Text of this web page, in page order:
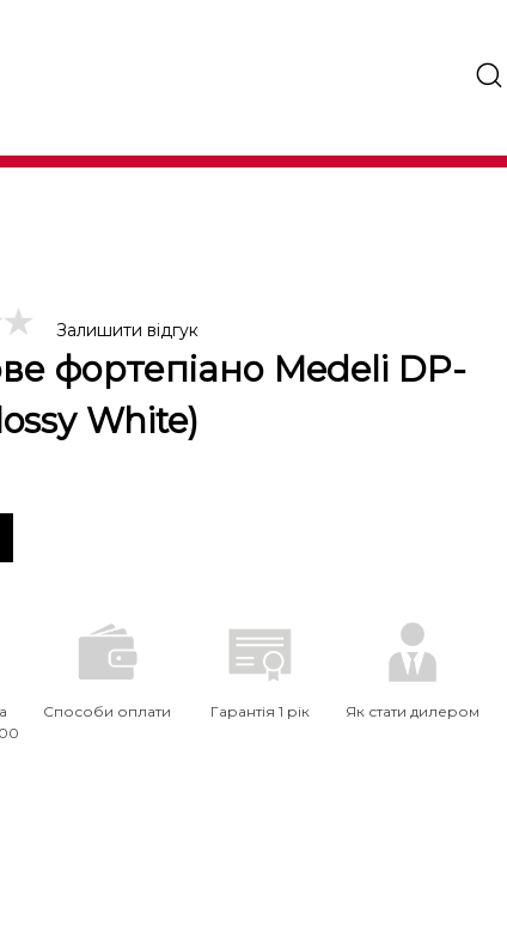
Залишити відгук
фортепіано Medeli DP-
White)
Способи оплати Гарантія 1 рік Як стати дилером